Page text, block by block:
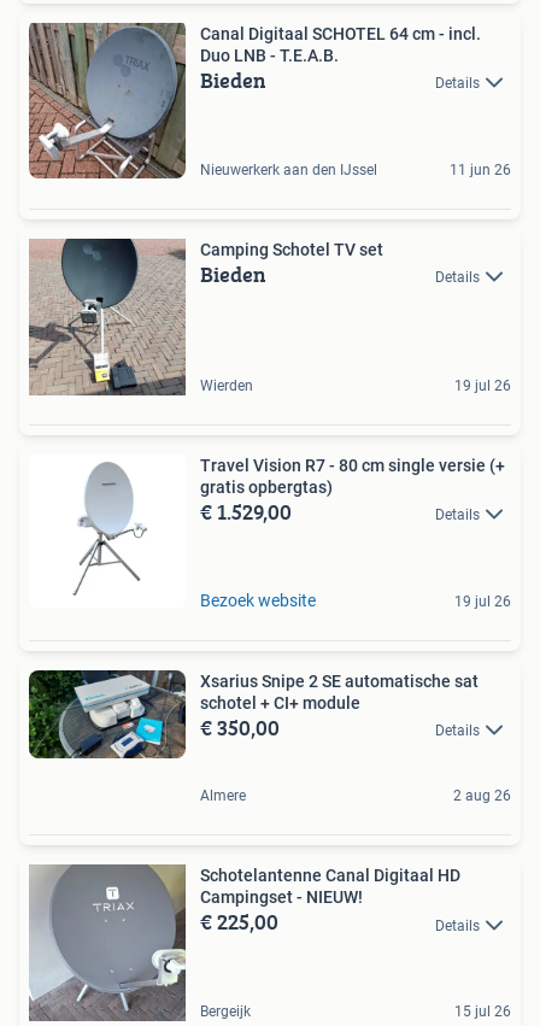
Canal Digitaal SCHOTEL 64 cm - incl.
Duo LNB - T.E.A.B.
Bieden Details
Nieuwerkerk aan den IJssel 11 jun 26
Camping Schotel TV set
Bieden Details
Wierden 19 jul 26
Travel Vision R7 - 80 cm single versie (+
gratis opbergtas)
€ 1.529,00 Details
Bezoek website 19 jul 26
Xsarius Snipe 2 SE automatische sat
schotel + CI+ module
€ 350,00 Details
Almere 2 aug 26
Schotelantenne Canal Digitaal HD
Campingset - NIEUW!
€ 225,00 Details
Bergeijk 15 jul 26